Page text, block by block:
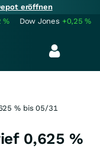
eröffnen
% Dow Jones +0,25%
% bis 05/31
0,625 %